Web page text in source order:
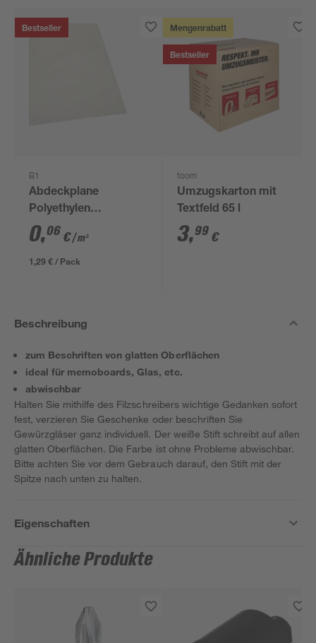
Bestseller
B1
Abdeckplane
Polyethylen
transparent 4 x 5 m
0,06 €/ m²
1,29 € / Pack
Mengenrabatt
Bestseller
toom
Umzugskarton mit
Textfeld 65 l
3,99 €
Beschreibung
zum Beschriften von glatten Oberflächen
ideal für memoboards, Glas, etc.
abwischbar
Halten Sie mithilfe des Filzschreibers wichtige Gedanken sofort
fest, verzieren Sie Geschenke oder beschriften Sie
Gewürzgläser ganz individuell. Der weiße Stift schreibt auf allen
glatten Oberflächen. Die Farbe ist ohne Probleme abwischbar.
Bitte achten Sie vor dem Gebrauch darauf, den Stift mit der
Spitze nach unten zu halten.
Eigenschaften
Ähnliche Produkte